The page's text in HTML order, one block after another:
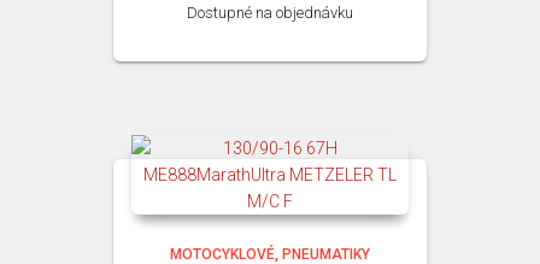
Dostupné na objednávku
MOTOCYKLOVÉ PNEUMATIKY